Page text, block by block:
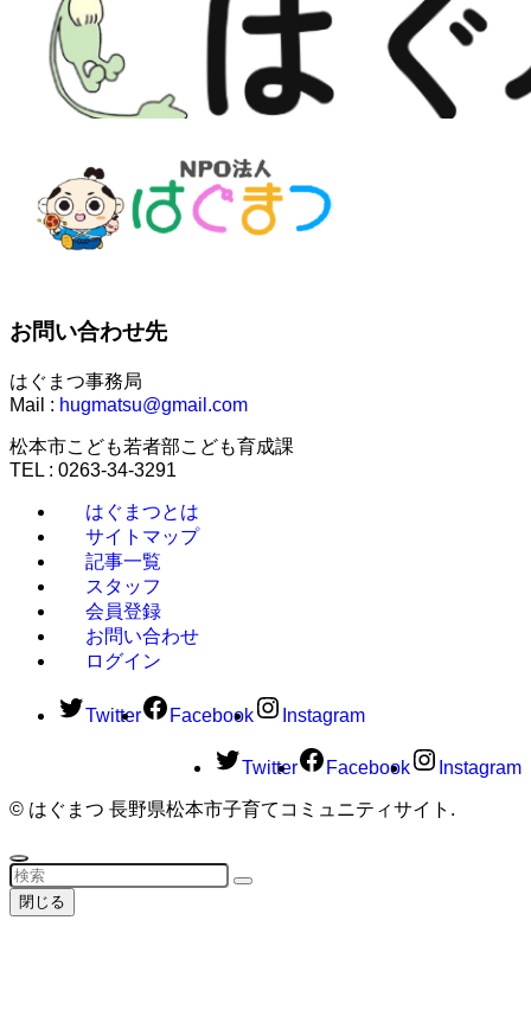
お問い合わせ先
はぐまつ事務局
Mail : hugmatsu@gmail.com
松本市こども若者部こども育成課
TEL : 0263-34-3291
はぐまつとは
サイトマップ
記事一覧
スタッフ
会員登録
お問い合わせ
ログイン
Twitter Facebook Instagram
Twitter Facebook Instagram
© はぐまつ 長野県松本市子育てコミュニティサイト.
閉じる